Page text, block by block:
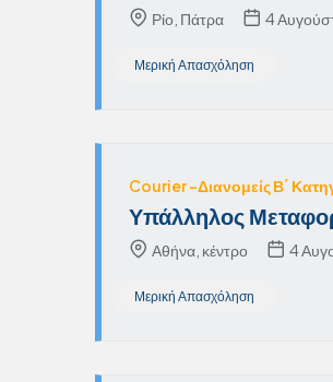
Ρίο, Πάτρα 4
Μερική Απασχόληση
Courier -Διανομείς Β΄
Υπάλληλος
Αθήνα, κέντρο 4
Μερική Απασχόληση